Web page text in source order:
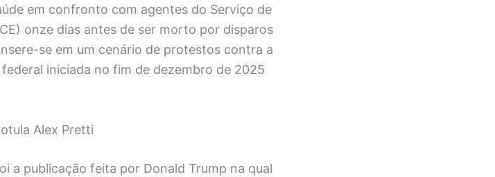
em confronto com agentes do Serviço de
onze dias antes de ser morto por disparos
se em um cenário de protestos contra a
iniciada no fim de dezembro de 2025
Alex Pretti
a publicação feita por Donald Trump na qual